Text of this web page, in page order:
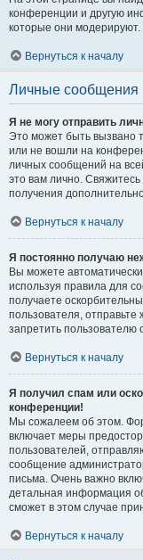
конференции и другую
которые они модерируют.
Вернуться к началу
Личные сообщения
Я не могу отправить
Это может быть вызвано
или не вошли на
личных сообщений на
это вам лично.
получения
Вернуться к началу
Я постоянно получаю
Вы можете
используя правила для
получаете
пользователя,
запретить пользователю
Вернуться к началу
Я получил спам или
конференции!
Мы сожалеем об этом.
включает меры
пользователей,
сообщение
письма. Очень важно
детальная информация
сможет в этом случае
Вернуться к началу